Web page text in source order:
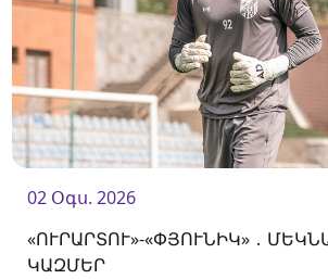
02 Օգս. 2026
«ՈՒՐԱՐՏՈՒ»-«ՓՅՈՒՆԻԿ» ․
ԿԱԶՄԵՐ